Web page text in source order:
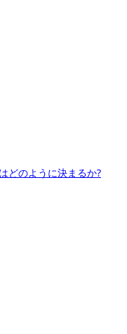
どのように決まるか?